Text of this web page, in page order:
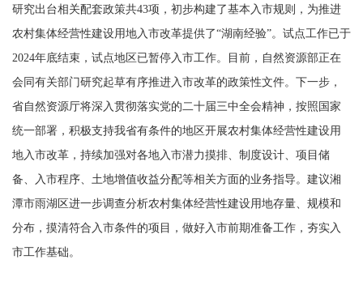
研究出台相关配套政策共43项，初步构建了基本入市规则，为推进
农村集体经营性建设用地入市改革提供了“湖南经验”。试点工作已于
2024年底结束，试点地区已暂停入市工作。目前，自然资源部正在
会同有关部门研究起草有序推进入市改革的政策性文件。下一步，
省自然资源厅将深入贯彻落实党的二十届三中全会精神，按照国家
统一部署，积极支持我省有条件的地区开展农村集体经营性建设用
地入市改革，持续加强对各地入市潜力摸排、制度设计、项目储
备、入市程序、土地增值收益分配等相关方面的业务指导。建议湘
潭市雨湖区进一步调查分析农村集体经营性建设用地存量、规模和
分布，摸清符合入市条件的项目，做好入市前期准备工作，夯实入
市工作基础。